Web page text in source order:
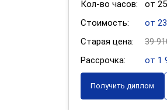
Кол-во часов:
от
Стоимость:
от
Старая цена:
39
Рассрочка:
от 1
Получить диплом